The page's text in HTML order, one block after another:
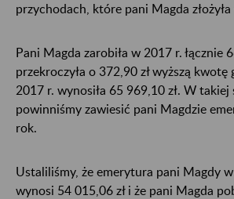
przychodach, które pani Magda
Pani Magda zarobiła w 2017 r. łącznie
przekroczyła o 372,90 zł wyższą
2017 r. wynosiła 65 969,10 zł. W takiej
powinniśmy zawiesić pani Magdzie
rok.
Ustaliliśmy, że emerytura pani Magdy
wynosi 54 015,06 zł i że pani Magda